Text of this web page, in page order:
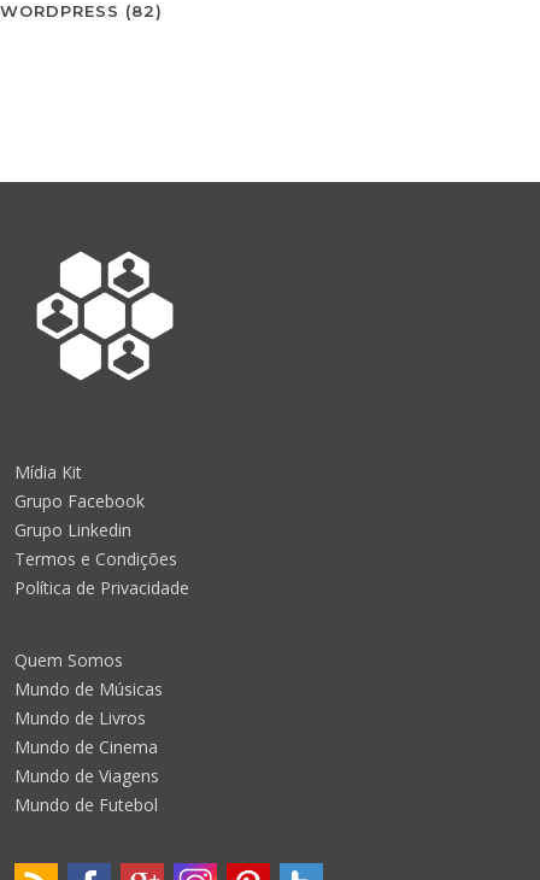
WORDPRESS (82)
Mídia Kit
Grupo Facebook
Grupo Linkedin
Termos e Condições
Política de Privacidade
Quem Somos
Mundo de Músicas
Mundo de Livros
Mundo de Cinema
Mundo de Viagens
Mundo de Futebol